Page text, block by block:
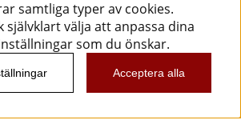
samtliga typer av cookies.
självklart välja att anpassa dina
som du önskar.
Acceptera alla